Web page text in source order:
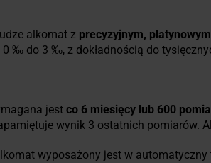
alkomat z precyzyjnym,
0 ‰ do 3 ‰, z dokładnością do
jest co 6 miesięcy lub 600
wynik 3 ostatnich pomiarów.
wyposażony jest w